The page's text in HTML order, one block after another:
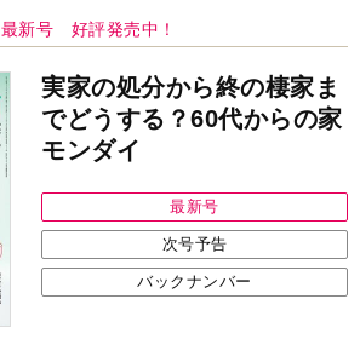
最新号 好評発売中！
実家の処分から終の棲家ま
でどうする？60代からの家
モンダイ
最新号
次号予告
バックナンバー